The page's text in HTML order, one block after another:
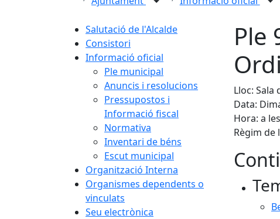
Salutació de l'Alcalde
Consistori
Informació oficial
Ple municipal
Anuncis i resolucions
Pressupostos i
Informació fiscal
Normativa
Inventari de béns
Escut municipal
Organització Interna
Organismes dependents o
vinculats
Seu electrònica
Ple
Lloc: Sala
Data:
Hora: a
Règim de